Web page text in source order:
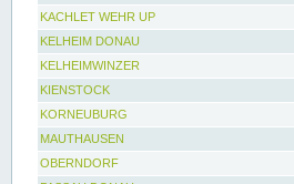
KACHLET WEHR UP
KELHEIM DONAU
KELHEIMWINZER
KIENSTOCK
KORNEUBURG
MAUTHAUSEN
OBERNDORF